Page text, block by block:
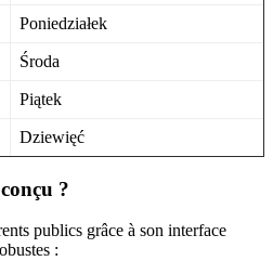
Poniedziałek
Środa
Piątek
Dziewięć
?
publics grâce à son interface
: